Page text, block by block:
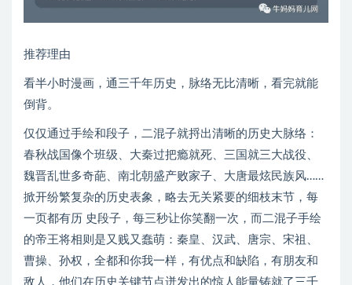
推荐理由
看半小时漫画，通三千年历史，脉络无比清晰，看完就能
倒背。
仅仅通过手绘和段子，二混子就捋出清晰的历史大脉络：
春秋战国像个班级、大秦过把瘾就死、三国就三大战役、
魏晋乱世多奇葩、南北朝盛产败家子、大唐最炫民族风……
掀开纷繁复杂的历史表象，略去无关紧要的细枝末节，每
一页都有历 史段子，每三秒让你笑翻一次，而二混子手绘
的帝王将相则是又贱又蠢萌：秦皇、汉武、唐宗、宋祖、
曹操、孙权，全都和你我一样，有优点和缺陷，有朋友和
敌人，他们在历史关键节点迸发出的惊人能量铸就了三千